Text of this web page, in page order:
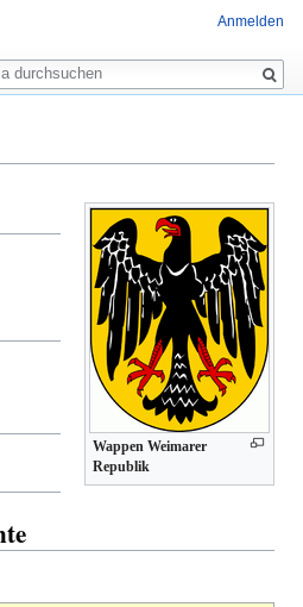
Wappen Weimarer
Republik
Anmelden